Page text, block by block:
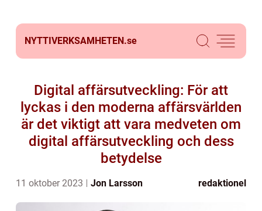
NYTTIVERKSAMHETEN.se
Digital affärsutveckling: För att
lyckas i den moderna affärsvärlden
är det viktigt att vara medveten om
digital affärsutveckling och dess
betydelse
11 oktober 2023 Jon Larsson redaktionel